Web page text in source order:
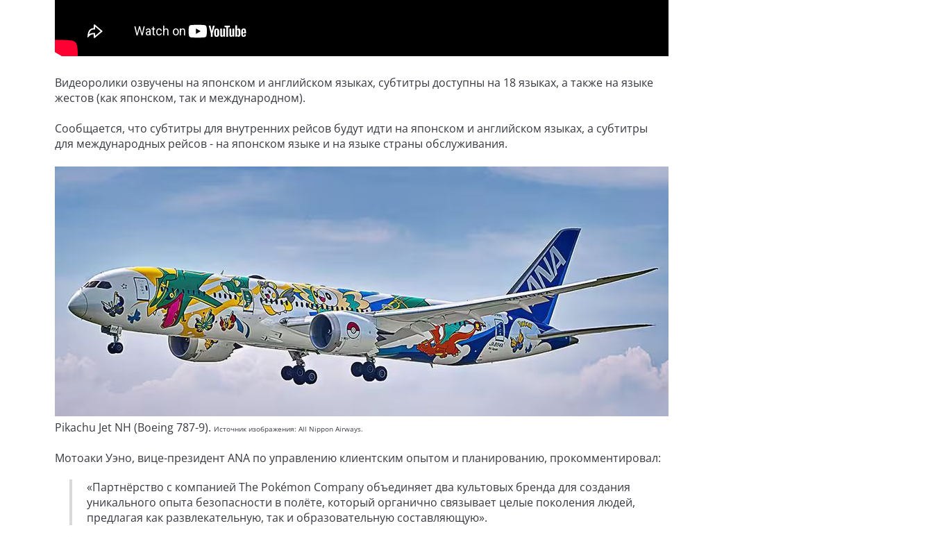
Видеоролики озвучены на японском и английском языках, субтитры доступны на 18 языках, а также на языке
жестов (как японском, так и международном).
Сообщается, что субтитры для внутренних рейсов будут идти на японском и английском языках, а субтитры
для международных рейсов - на японском языке и на языке страны обслуживания.
Pikachu Jet NH (Boeing 787-9). Источник изображения: All Nippon Airways.
Мотоаки Уэно, вице-президент ANA по управлению клиентским опытом и планированию, прокомментировал:
«Партнёрство с компанией The Pokémon Company объединяет два культовых бренда для создания
уникального опыта безопасности в полёте, который органично связывает целые поколения людей,
предлагая как развлекательную, так и образовательную составляющую».